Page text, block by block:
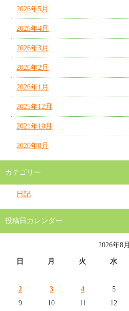
2026年5月
2026年4月
2026年3月
2026年2月
2026年1月
2025年12月
2021年10月
2020年8月
カテゴリー
日記
投稿日カレンダー
2026年8月
日 月 火 水
2
3 4 5
9
10 11 12